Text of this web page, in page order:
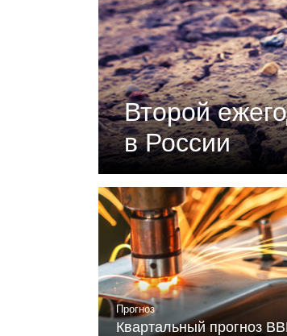
Второй
в России
Документ
«Климатическая
устойчивого развития
Читать
Прогноз
Квартальный прогноз